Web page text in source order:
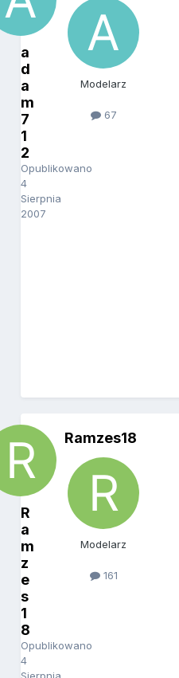
a
d
a
m
7
1
2
Opublikowano
4
Sierpnia
2007
Modelarz
67
R
a
m
z
e
s
1
8
Opublikowano
4
Ramzes18
Modelarz
161